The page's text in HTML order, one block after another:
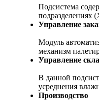
Подсистема
подразделениях
Управление
Модуль
механизм
Управление
В данной
усреднения
Производство